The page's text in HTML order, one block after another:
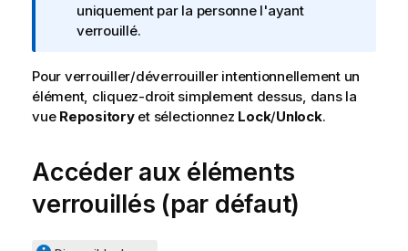
t
e
n
f
o
a
uniquement par la personne l'ayant
verrouillé.
Pour verrouiller/déverrouiller intentionnellement un
élément, cliquez-droit simplement dessus, dans la
vue Repositoryet sélectionnez Lock/Unlock.
Accéder aux éléments
verrouillés (par défaut)